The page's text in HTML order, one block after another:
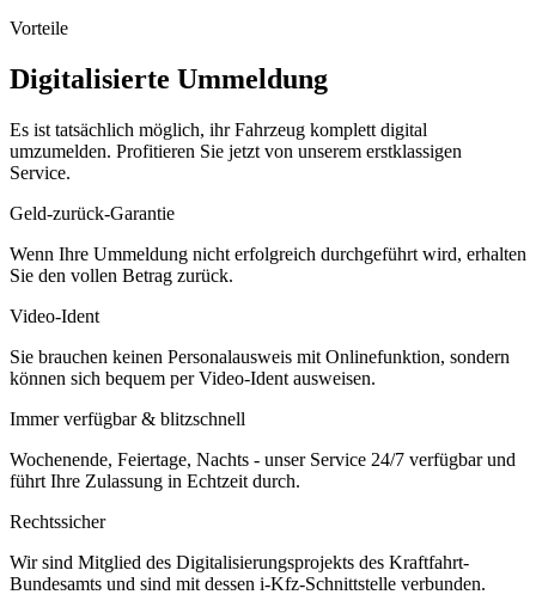
Vorteile
Digitalisierte Ummeldung
Es ist tatsächlich möglich, ihr Fahrzeug komplett digital
umzumelden. Profitieren Sie jetzt von unserem erstklassigen
Service.
Geld-zurück-Garantie
Wenn Ihre Ummeldung nicht erfolgreich durchgeführt wird, erhalten
Sie den vollen Betrag zurück.
Video-Ident
Sie brauchen keinen Personalausweis mit Onlinefunktion, sondern
können sich bequem per Video-Ident ausweisen.
Immer verfügbar & blitzschnell
Wochenende, Feiertage, Nachts - unser Service 24/7 verfügbar und
führt Ihre Zulassung in Echtzeit durch.
Rechtssicher
Wir sind Mitglied des Digitalisierungsprojekts des Kraftfahrt-
Bundesamts und sind mit dessen i-Kfz-Schnittstelle verbunden.